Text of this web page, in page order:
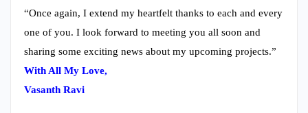
“Once again, I extend my heartfelt thanks to each and every
one of you. I look forward to meeting you all soon and
sharing some exciting news about my upcoming projects.”
With All My Love,
Vasanth Ravi